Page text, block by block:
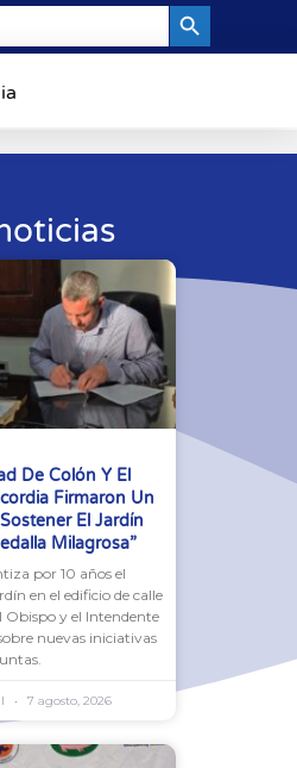
De Colón Y El
Firmaron Un
El Jardín
Milagrosa”
por 10 años el
en el edificio de calle
Obispo y el Intendente
nuevas iniciativas
7 agosto, 2026